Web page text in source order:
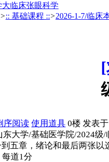
大临床张眼科学
>:: 基础课程 ::>2026-1-7/临床
序阅读 使用道具 0楼 发表
东大学/基础医学院/2024级
五章，绪论和最后两张
道1分